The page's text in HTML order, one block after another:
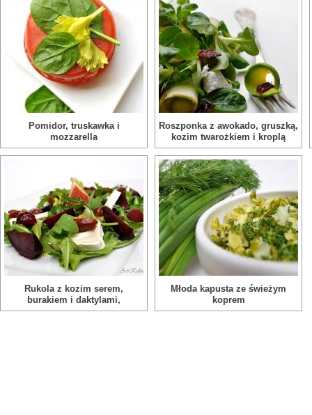
Pomidor, truskawka i
mozzarella
Roszponka z awokado, gruszką,
kozim twarożkiem i kroplą
orzechowego vinaigrette
Rukola z kozim serem,
burakiem i daktylami,
doprawiona malinowo-
Młoda kapusta ze świeżym
koprem